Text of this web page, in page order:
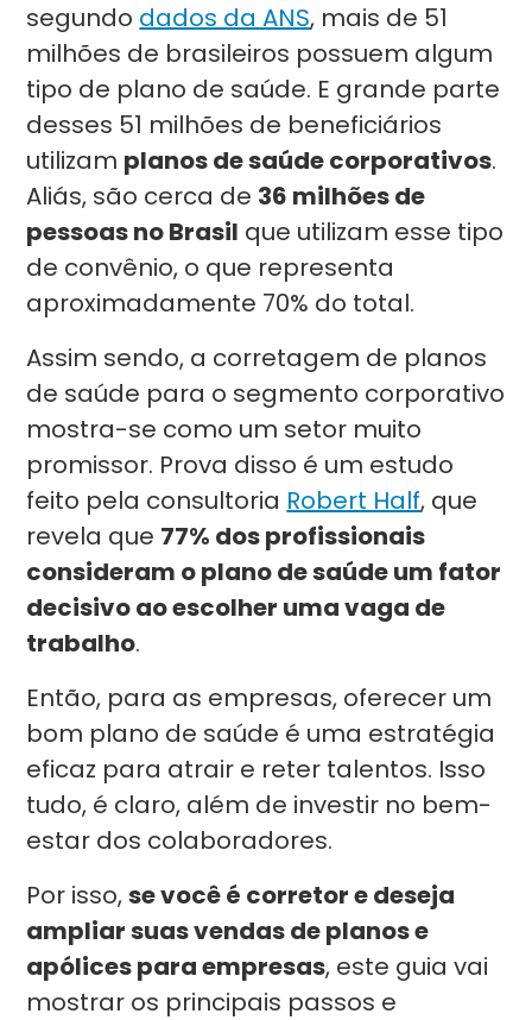
segundo dados da ANS, mais de 51
milhões de brasileiros possuem algum
tipo de plano de saúde. E grande parte
desses 51 milhões de beneficiários
utilizam planos de saúde corporativos.
Aliás, são cerca de 36 milhões de
pessoas no Brasil que utilizam esse tipo
de convênio, o que representa
aproximadamente 70% do total.
Assim sendo, a corretagem de planos
de saúde para o segmento corporativo
mostra-se como um setor muito
promissor. Prova disso é um estudo
feito pela consultoria Robert Half, que
revela que 77% dos profissionais
consideram o plano de saúde um fator
decisivo ao escolher uma vaga de
trabalho.
Então, para as empresas, oferecer um
bom plano de saúde é uma estratégia
eficaz para atrair e reter talentos. Isso
tudo, é claro, além de investir no bem-
estar dos colaboradores.
Por isso,se você é corretor e deseja
ampliar suas vendas de planos e
apólices para empresas, este guia vai
mostrar os principais passos e